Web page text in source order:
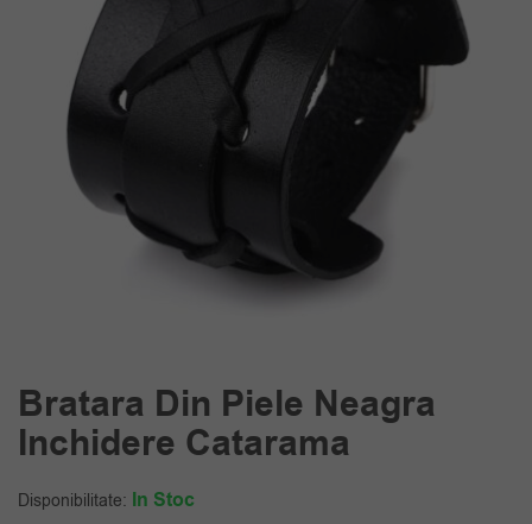
Bratara Din Piele Neagra
Inchidere Catarama
Disponibilitate: In Stoc